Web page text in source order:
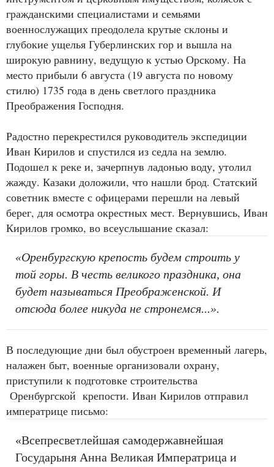
гражданскими специалистами и семьями
военнослужащих преодолела крутые склоны и
глубокие ущелья Губерлинских гор и вышла на
широкую равнину, ведущую к устью Орскому. На
место прибыли 6 августа (19 августа по новому
стилю) 1735 года в день светлого праздника
Преображения Господня.
Радостно перекрестился руководитель экспедиции
Иван Кирилов и спустился из седла на землю.
Подошел к реке и, зачерпнув ладонью воду, утолил
жажду. Казаки доложили, что нашли брод. Статский
советник вместе с офицерами перешли на левый
берег, для осмотра окрестных мест. Вернувшись, Иван
Кирилов громко, во всеуслышание сказал:
«Оренбургскую крепость будем строить у
той горы. В честь великого праздника, она
будет называться Преображенской. И
отсюда более никуда не стронемся...».
В последующие дни был обустроен временный лагерь,
налажен быт, военные организовали охрану,
приступили к подготовке строительства
Оренбургской крепости. Иван Кирилов отправил
императрице письмо:
«Всепресветлейшая самодержавнейшая
Государыня Анна Великая Императрица и